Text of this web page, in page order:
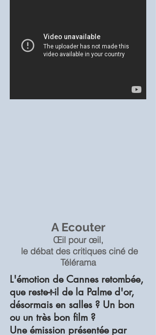
A Ecouter
Œil pour œil,
le débat des critiques ciné de
Télérama
L'émotion de Cannes retombée,
que reste-t-il de la Palme d'or,
désormais en salles ? Un bon
ou un très bon film ?
Une émission présentée par